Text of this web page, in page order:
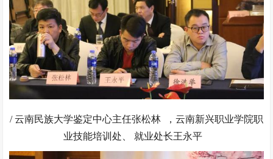
/ 云南民族大学鉴定中心主任张松林 ，云南新兴职业学院职
业技能培训处、 就业处长王永平